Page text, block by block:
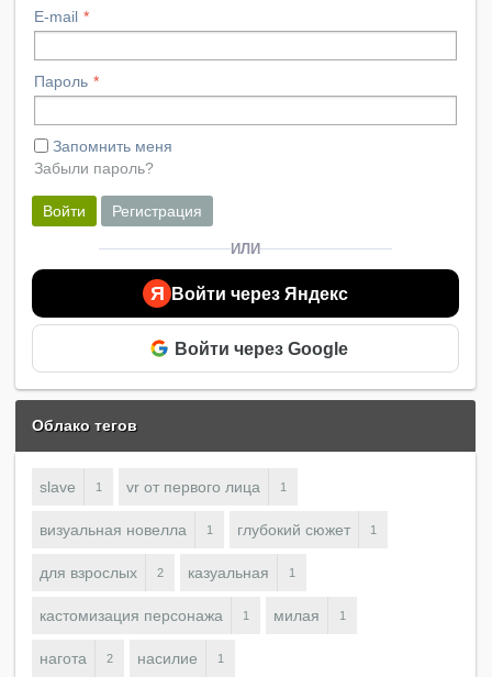
E-mail
Пароль
Запомнить меня
Забыли пароль?
Войти Регистрация
ИЛИ
Я Войти через Яндекс
Войти через Google
Облако тегов
slave 1 vr от первого лица 1
визуальная новелла 1 глубокий сюжет 1
для взрослых 2 казуальная 1
кастомизация персонажа 1 милая 1
нагота 2 насилие 1